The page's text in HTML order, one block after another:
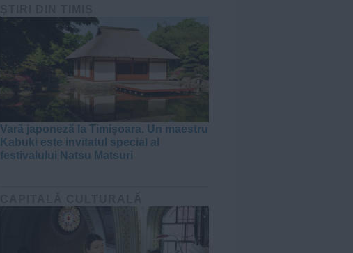
Vară japoneză la Timișoara. Un maestru
Kabuki este invitatul special al
festivalului Natsu Matsuri